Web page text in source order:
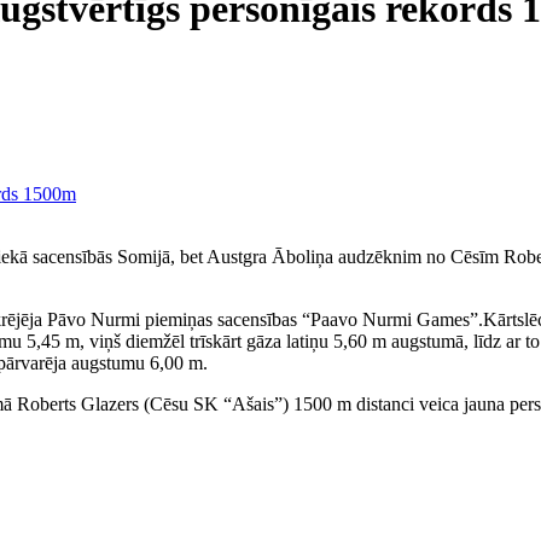
personīgais rekords
sacensībās Somijā, bet Austgra Āboliņa audzēknim no Cēsīm
Pāvo Nurmi piemiņas sacensības “Paavo Nurmi
5,45 m, viņš diemžēl trīskārt gāza latiņu 5,60 m augstumā, līdz ar
augstumu 6,00 m.
Glazers (Cēsu SK “Ašais”) 1500 m distanci veica jauna